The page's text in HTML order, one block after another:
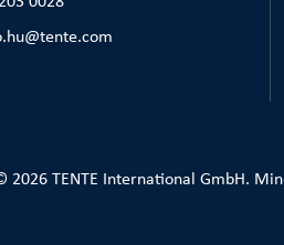
2026 TENTE International GmbH.